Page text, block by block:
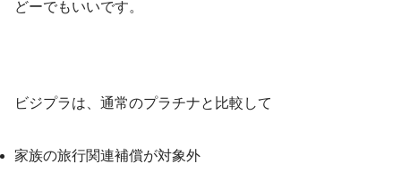
どーでもいいです。
ビジプラは、通常のプラチナと比較して
家族の旅行関連補償が対象外